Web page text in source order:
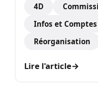
4D
Infos et Comptes
Réorganisation
Lire l'article→